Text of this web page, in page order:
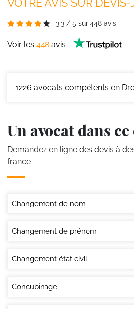
VOTRE AVIS SUR
3.3 / 5 sur 448 avis
Voir les 448 avis
1226 avocats compétents en
Un avocat dans
Demandez en ligne des devis à
france
Changement de nom
Changement de prénom
Changement état civil
Concubinage